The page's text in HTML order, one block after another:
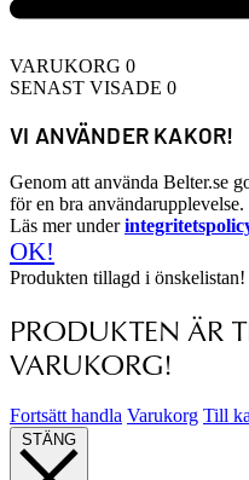
VARUKORG 0
SENAST VISADE 0
VI ANVÄNDER KAKOR!
Genom att använda Belter.se
för en bra användarupplevelse.
Läs mer under
OK!
Produkten tillagd i önskelistan!
PRODUKTEN ÄR
VARUKORG!
Fortsätt handla Varukorg Till
STÄNG